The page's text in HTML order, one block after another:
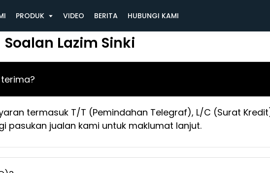
PRODUK VIDEO BERITA HUBUNGI KAMI
Soalan Lazim Sinki
termasuk T/T (Pemindahan Telegraf), L/C (Surat
pasukan jualan kami untuk maklumat lanjut.